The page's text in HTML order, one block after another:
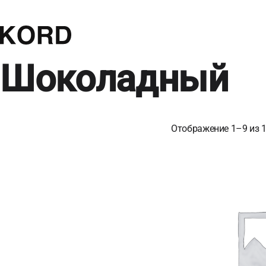
Шоколадный
Отображение 1–9 из